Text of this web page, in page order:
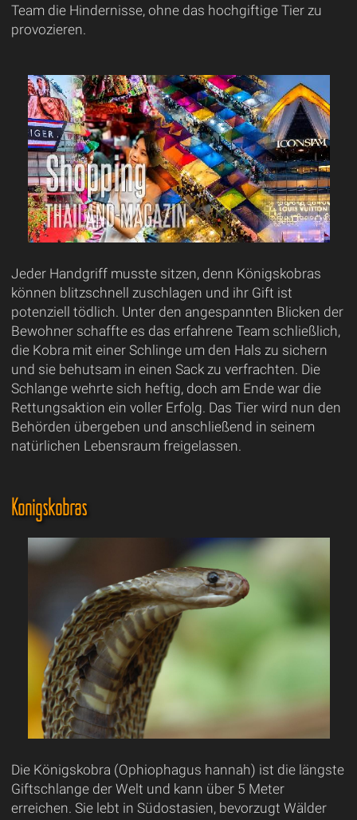
Team die Hindernisse, ohne das hochgiftige Tier zu
provozieren.
Jeder Handgriff musste sitzen, denn Königskobras
können blitzschnell zuschlagen und ihr Gift ist
potenziell tödlich. Unter den angespannten Blicken der
Bewohner schaffte es das erfahrene Team schließlich,
die Kobra mit einer Schlinge um den Hals zu sichern
und sie behutsam in einen Sack zu verfrachten. Die
Schlange wehrte sich heftig, doch am Ende war die
Rettungsaktion ein voller Erfolg. Das Tier wird nun den
Behörden übergeben und anschließend in seinem
natürlichen Lebensraum freigelassen.
Königskobras
Die Königskobra (Ophiophagus hannah) ist die längste
Giftschlange der Welt und kann über 5 Meter
erreichen. Sie lebt in Südostasien, bevorzugt Wälder